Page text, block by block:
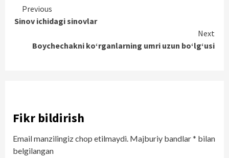
Continue
Reading
Previous
Sinov ichidagi sinovlar
Next
Boychechakni ko‘rganlarning umri uzun bo‘lg‘usi
Fikr bildirish
Email manzilingiz chop etilmaydi. Majburiy bandlar* bilan
belgilangan